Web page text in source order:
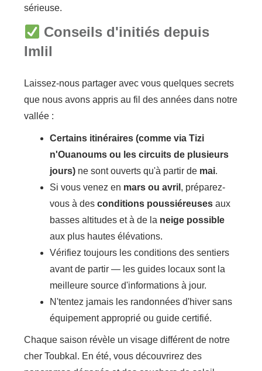
sérieuse.
Conseils d'initiés depuis
Imlil
Laissez-nous partager avec vous quelques secrets
que nous avons appris au fil des années dans notre
vallée :
Certains itinéraires (comme via Tizi
n'Ouanoums ou les circuits de plusieurs
jours) ne sont ouverts qu'à partir de mai.
Si vous venez en mars ou avril , préparez-
vous à des conditions poussiéreuses aux
basses altitudes et à de la neige possible
aux plus hautes élévations.
Vérifiez toujours les conditions des sentiers
avant de partir — les guides locaux sont la
meilleure source d'informations à jour.
N'tentez jamais les randonnées d'hiver sans
équipement approprié ou guide certifié.
Chaque saison révèle un visage différent de notre
cher Toubkal. En été, vous découvrirez des